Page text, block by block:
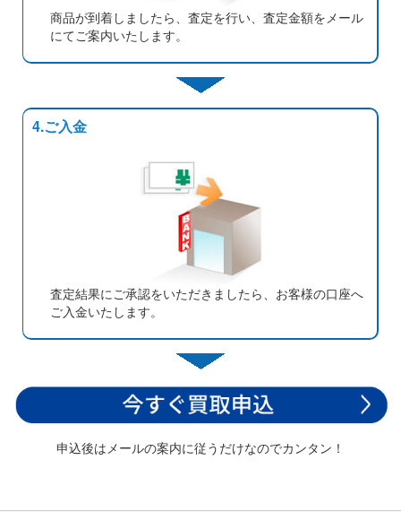
商品が到着しましたら、査定を行い、査定金額をメール
にてご案内いたします。
4.ご入金
査定結果にご承認をいただきましたら、お客様の口座へ
ご入金いたします。
申込後はメールの案内に従うだけなのでカンタン！